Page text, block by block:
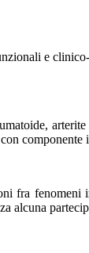
e
componente
fra fenomeni
alcuna